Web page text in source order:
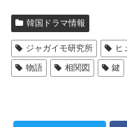
韓国ドラマ情報
ジャガイモ研究所 ヒ
物語
相関図 鍵